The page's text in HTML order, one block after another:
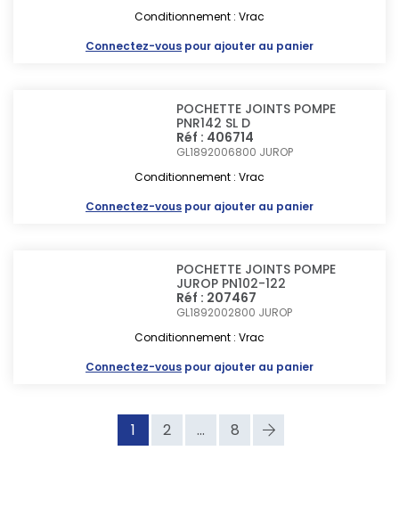
Conditionnement : Vrac
Connectez-vous pour ajouter au panier
POCHETTE JOINTS POMPE
PNR142 SL D
Réf : 406714
GL1892006800 JUROP
Conditionnement : Vrac
Connectez-vous pour ajouter au panier
POCHETTE JOINTS POMPE
JUROP PN102-122
Réf : 207467
GL1892002800 JUROP
Conditionnement : Vrac
Connectez-vous pour ajouter au panier
1 2 ... 8